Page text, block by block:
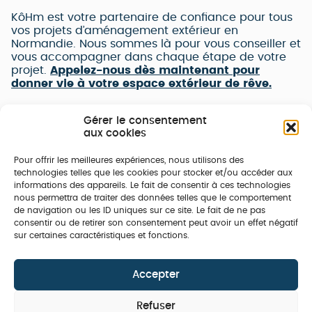
Gérer le consentement
aux cookies
Pour offrir les meilleures expériences, nous utilisons des
technologies telles que les cookies pour stocker et/ou accéder aux
informations des appareils. Le fait de consentir à ces technologies
nous permettra de traiter des données telles que le comportement
de navigation ou les ID uniques sur ce site. Le fait de ne pas
consentir ou de retirer son consentement peut avoir un effet négatif
sur certaines caractéristiques et fonctions.
Accepter
Refuser
KôHm est votre partenaire de confiance pour tous
vos projets d’aménagement extérieur en
Normandie. Nous sommes là pour vous conseiller et
vous accompagner dans chaque étape de votre
projet. Appelez-nous dès maintenant pour
donner vie à votre espace extérieur de rêve.